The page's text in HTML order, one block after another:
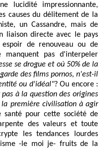
lucidité impressionnante,
causes du délitement de la
un Cassandre, mais de
liaison directe avec le pays
de renouveau ou de
manquent pas d'interpeler
se drogue et où 50% de la
des films pornos, n'est-il
ou d'idéal"? Ou encore :
à la question des origines
première civilisation à agir
santé pour cette société de
des valeurs et toute
les tendances lourdes
-le moi je- fruits de la